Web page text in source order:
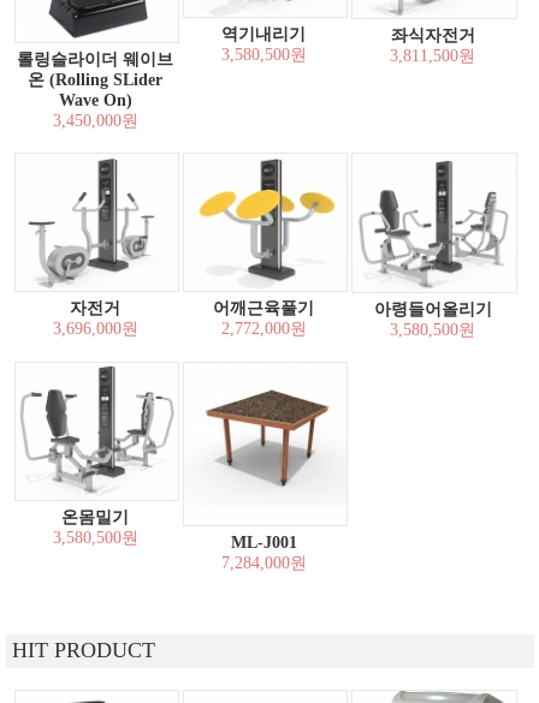
롤링슬라이더 웨이브
온 (Rolling SLider
Wave On)
3,450,000원
역기내리기
3,580,500원
좌식자전거
3,811,500원
자전거
3,696,000원
어깨근육풀기
2,772,000원
아령들어올리기
3,580,500원
온몸밀기
3,580,500원
ML-J001
7,284,000원
HIT PRODUCT